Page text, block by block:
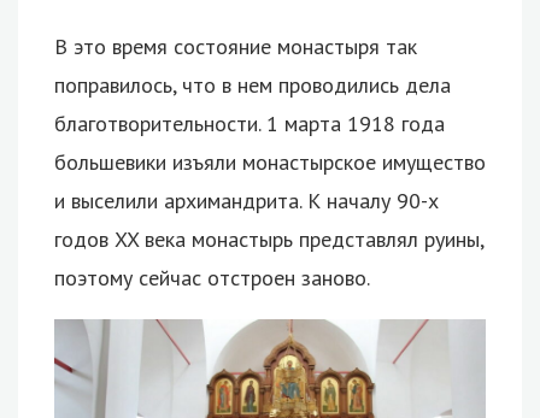
В это время состояние монастыря так
поправилось, что в нем проводились дела
благотворительности. 1 марта 1918 года
большевики изъяли монастырское имущество
и выселили архимандрита. К началу 90-х
годов XX века монастырь представлял руины,
поэтому сейчас отстроен заново.